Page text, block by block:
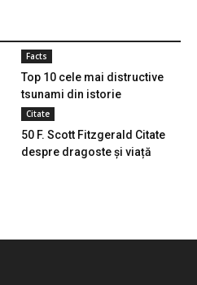
Facts
Top 10 cele mai distructive
tsunami din istorie
Citate
50 F. Scott Fitzgerald Citate
despre dragoste și viață